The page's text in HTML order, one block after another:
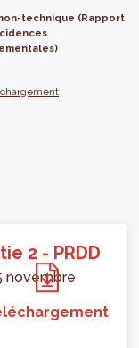
technique (Rapport
2 - PRDD
novembre